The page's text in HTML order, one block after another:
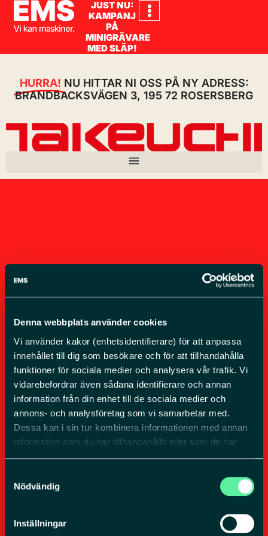
Denna webbplats använder cookies
Vi använder kakor (enhetsidentifierare) för att anpassa
innehållet till dig som besökare och för att tillhandahålla
funktioner för sociala medier och analysera vår trafik. Vi
vidarebefordrar även sådana identifierare och annan
information från din enhet till de sociala medier och
annons- och analysföretag som vi samarbetar med.
Dessa kan i sin tur kombinera informationen med annan
information som du har tillhandahållit eller som de har
samlat in när du har använt deras tjänster.
Du kan ändra eller dra tillbaka ditt samtycke till cookie-
sekretesspolicy om vilka vi är, hur du kontaktar oss och
på vilket sätt vi behandlar personuppgifter. Ange ditt
Nödvändig
Inställningar
JUST NU:
KAMPANJ
PÅ
MINIGRÄVARE
MED SLÄP!
HURRA! NU HITTAR NI OSS PÅ NY ADRESS:
BRANDBACKSVÄGEN 3, 195 72 ROSERSBERG
EMSG Sverige AB